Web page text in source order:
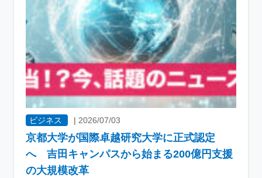
ビジネス |2026/07/03
京都大学が国際卓越研究大学に正式認定
へ 吉田キャンパスから始まる200億円支援
の大規模改革